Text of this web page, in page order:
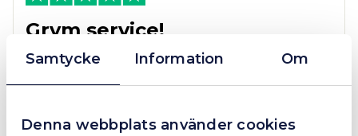
Samtycke Information Om
Denna webbplats använder cookies
Grym service!
Dom här grabbarna är definitionen av serviceminded.
så agerade dom blixtsnabbt och löste det långt över
en extra guldstjärna.